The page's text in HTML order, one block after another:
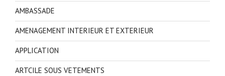
AMBASSADE
AMENAGEMENT INTERIEUR ET EXTERIEUR
APPLICATION
ARTCILE SOUS VETEMENTS